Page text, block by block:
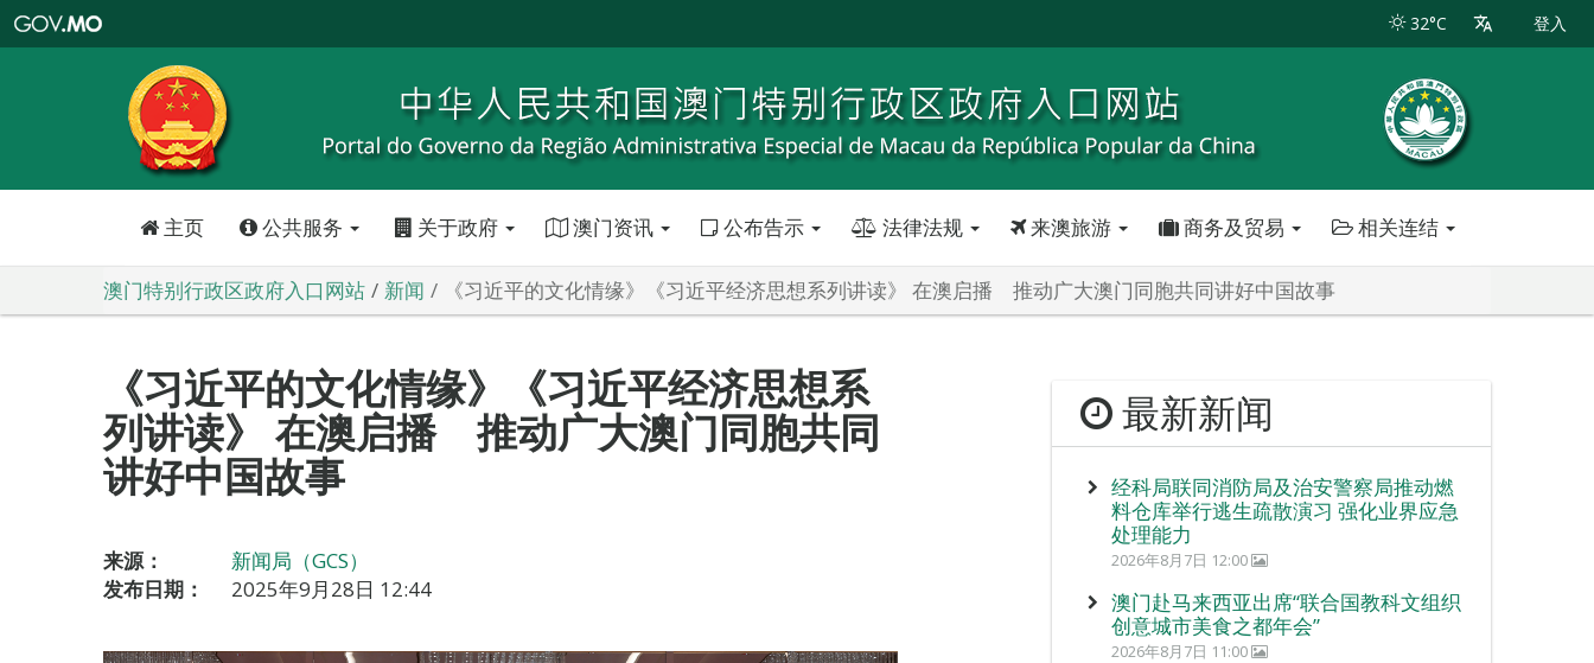
特
政
区
政
口
32°C 登入
主页 公共服务 关于政府 澳门资讯 公布告示 法律法规 来澳旅游 商务及贸易 相关连结
澳门特别行政区政府入口网站 新闻 《习近平的文化情缘》《习近平经济思想系列讲读》 在澳启播 推动广大澳门同胞共同讲好中国故事
《习近平的文化情缘》《习近平经济思想系
列讲读》 在澳启播 推动广大澳门同胞共同
讲好中国故事
来源：
新闻局（GCS）
发布日期：
2025年9月28日 12:44
最新新闻
经科局联同消防局及治安警察局推动燃
料仓库举行逃生疏散演习 强化业界应急
处理能力
2026年8月7日 12:00
澳门赴马来西亚出席“联合国教科文组织
创意城市美食之都年会”
2026年8月7日 11:00